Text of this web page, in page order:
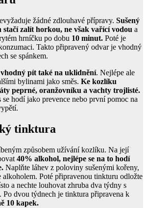
žádné zdlouhavé přípravy. Sušený
stačí zalít horkou, ne však vařící vodou a
hrníčku po dobu 10 minut. Poté je
Takto připravený odvar je vhodný
se spánkem.
pít také na uklidnění. Nejlépe ale
bylinami jako směs. Ke kozlíku
peprné, oranžovníku a vachty trojlisté.
se hodí jako prevence nebo první pomoc na
tinktura
způsobem užívání kozlíku. Na její
40% alkohol, nejlépe se na to hodí
Naplňte láhev z poloviny sušenými kořeny,
alkoholem. Poté připravenou tinkturu odložte
a nechte louhovat zhruba dva týdny s
Po dvou týdnech je tinktura připravena k
10 kapek.